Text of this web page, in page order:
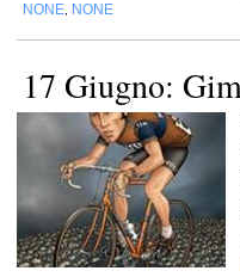
NONE NONE
17 Giugno: